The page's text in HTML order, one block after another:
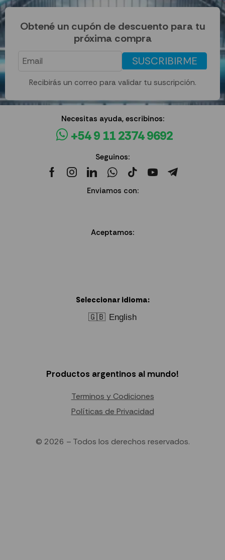
Obtené un cupón de descuento para tu
próxima compra
SUSCRIBIRME
Recibirás un correo para validar tu suscripción.
Necesitas ayuda, escribinos:
+54 9 11 2374 9692
Seguinos:
Enviamos con:
Aceptamos:
Seleccionar idioma:
🇬🇧 English
Productos argentinos al mundo!
Terminos y Codiciones
Políticas de Privacidad
© 2026 – Todos los derechos reservados.